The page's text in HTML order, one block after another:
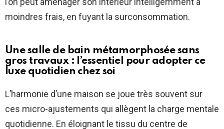
moindres frais, en fuyant la surconsommation.
Une salle de bain métamorphosée sans
gros travaux : l’essentiel pour adopter ce
luxe quotidien chez soi
L’harmonie d’une maison se joue très souvent sur
ces micro-ajustements qui allègent la charge mentale
quotidienne. En éloignant le tissu du centre de